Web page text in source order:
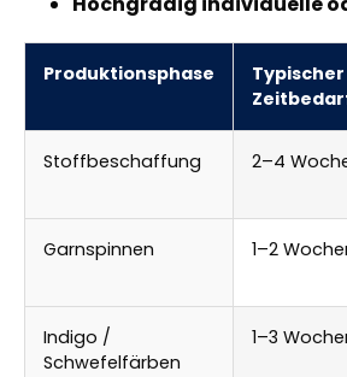
Produktionsphase
Typischer
Stoffbeschaffung 2–4
Garnspinnen 1–2
Indigo /
Schwefelfärben
1–3